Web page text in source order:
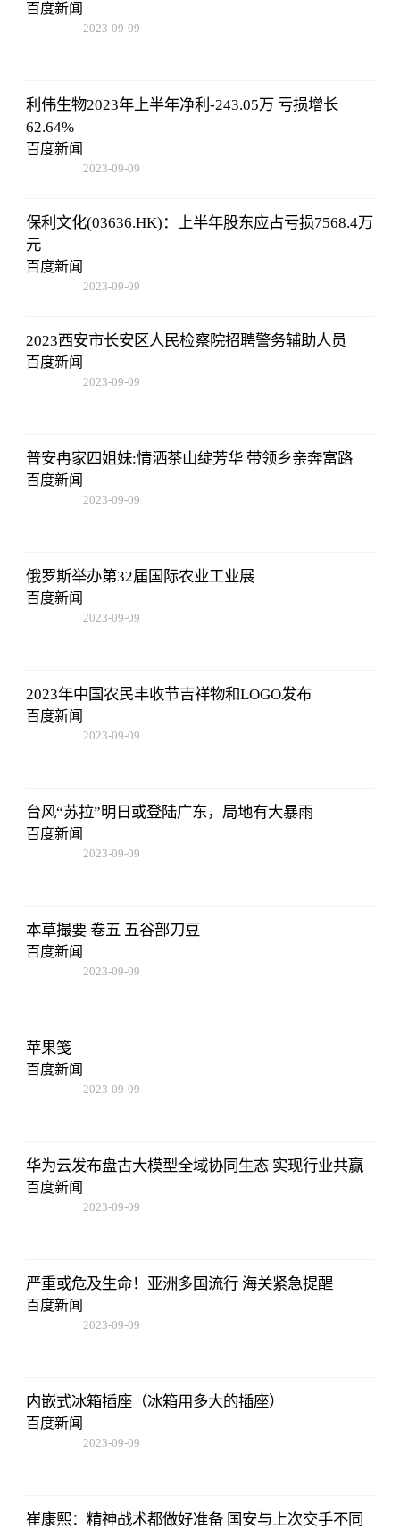
百度新闻
2023-09-09
利伟生物2023年上半年净利-243.05万 亏损增长
62.64%
百度新闻
2023-09-09
保利文化(03636.HK)：上半年股东应占亏损7568.4万
元
百度新闻
2023-09-09
2023西安市长安区人民检察院招聘警务辅助人员
百度新闻
2023-09-09
普安冉家四姐妹:情洒茶山绽芳华 带领乡亲奔富路
百度新闻
2023-09-09
俄罗斯举办第32届国际农业工业展
百度新闻
2023-09-09
2023年中国农民丰收节吉祥物和LOGO发布
百度新闻
2023-09-09
台风“苏拉”明日或登陆广东，局地有大暴雨
百度新闻
2023-09-09
本草撮要 卷五 五谷部刀豆
百度新闻
2023-09-09
苹果笺
百度新闻
2023-09-09
华为云发布盘古大模型全域协同生态 实现行业共赢
百度新闻
2023-09-09
严重或危及生命！亚洲多国流行 海关紧急提醒
百度新闻
2023-09-09
内嵌式冰箱插座（冰箱用多大的插座）
百度新闻
2023-09-09
崔康熙：精神战术都做好准备 国安与上次交手不同